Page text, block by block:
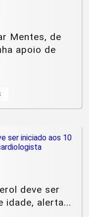
Mentes, de
apoio de
deve ser
idade, alerta...